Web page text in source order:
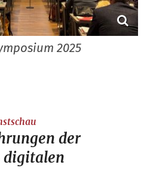
2025
der
digitalen